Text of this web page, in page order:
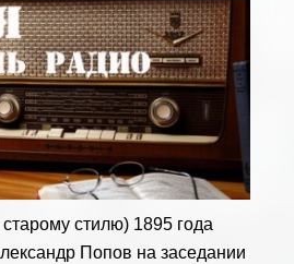
стилю) 1895 года
Попов на заседании